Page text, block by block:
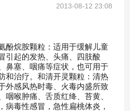
2013-08-12 23:08
酚烷胺颗粒：适用于缓解儿童
引起的发热、头痛、四肢酸
鼻塞、咽痛等症状，也可用于
和治疗。和清开灵颗粒：清热
外感风热时毒、火毒内盛所致
咽喉肿痛、舌质红绛、苔黄、
病毒性感冒，急性扁桃体炎，